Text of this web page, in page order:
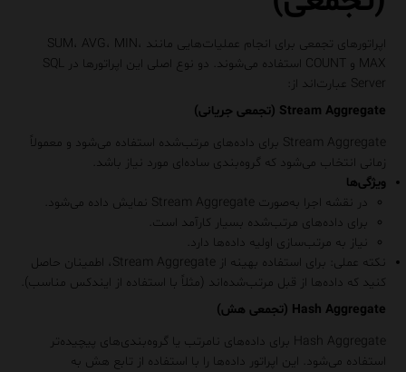
اپراتورهای تجمعی برای انجام عملیات‌هایی مانند SUM، AVG ، MIN ،
MAX وCOUNT
استفاده می‌شوند. دو نوع اصلی این اپراتورها در SQL
Server عبارت‌اند از:
Stream Aggregate (تجمعی جریانی)
Stream Aggregate برای داده‌های مرتب‌شده استفاده می‌شود و معمولاً
زمانی انتخاب می‌شود که گروه‌بندی ساده‌ای مورد نیاز باشد.
ویژگی‌ها
در نقشه اجرا به‌صورت Stream Aggregate نمایش داده می‌شود.
برای داده‌های مرتب‌شده بسیار کارآمد است.
نیاز به مرتب‌سازی اولیه داده‌ها دارد.
نکته عملی
: برای استفاده بهینه از Stream Aggregate، اطمینان حاصل
کنید که داده‌ها از قبل مرتب‌شده‌اند (مثلاً با استفاده از ایندکس مناسب).
Hash Aggregate (تجمعی هش)
Hash Aggregate برای داده‌های نامرتب یا گروه‌بندی‌های پیچیده‌تر
استفاده می‌شود. این اپراتور داده‌ها را با استفاده از تابع هش به